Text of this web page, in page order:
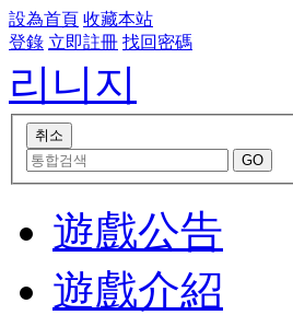
設為首頁 收藏本站
登錄 立即註冊 找回密碼
리니지
遊戲公告
遊戲介紹